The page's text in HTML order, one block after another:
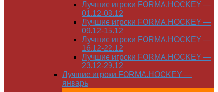
Лучшие игроки FORMA.HOCKEY —
01.12-08.12
Лучшие игроки FORMA.HOCKEY —
09.12-15.12
Лучшие игроки FORMA.HOCKEY —
16.12-22.12
Лучшие игроки FORMA.HOCKEY —
23.12-29.12
Лучшие игроки FORMA.HOCKEY —
январь